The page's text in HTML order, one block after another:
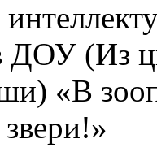
ДОУ (Из
«В